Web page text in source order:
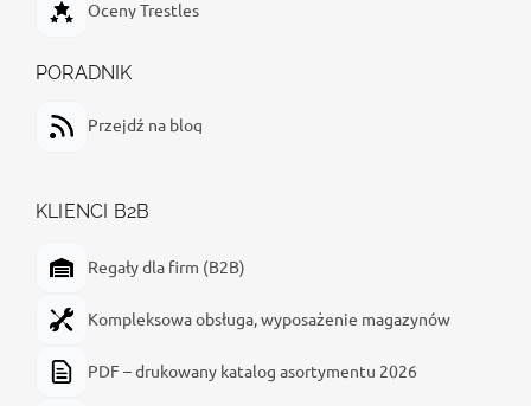
Oceny Trestles
PORADNIK
Przejdź na blog
KLIENCI B2B
Regały dla firm (B2B)
Kompleksowa obsługa, wyposażenie magazynów
PDF – drukowany katalog asortymentu 2026